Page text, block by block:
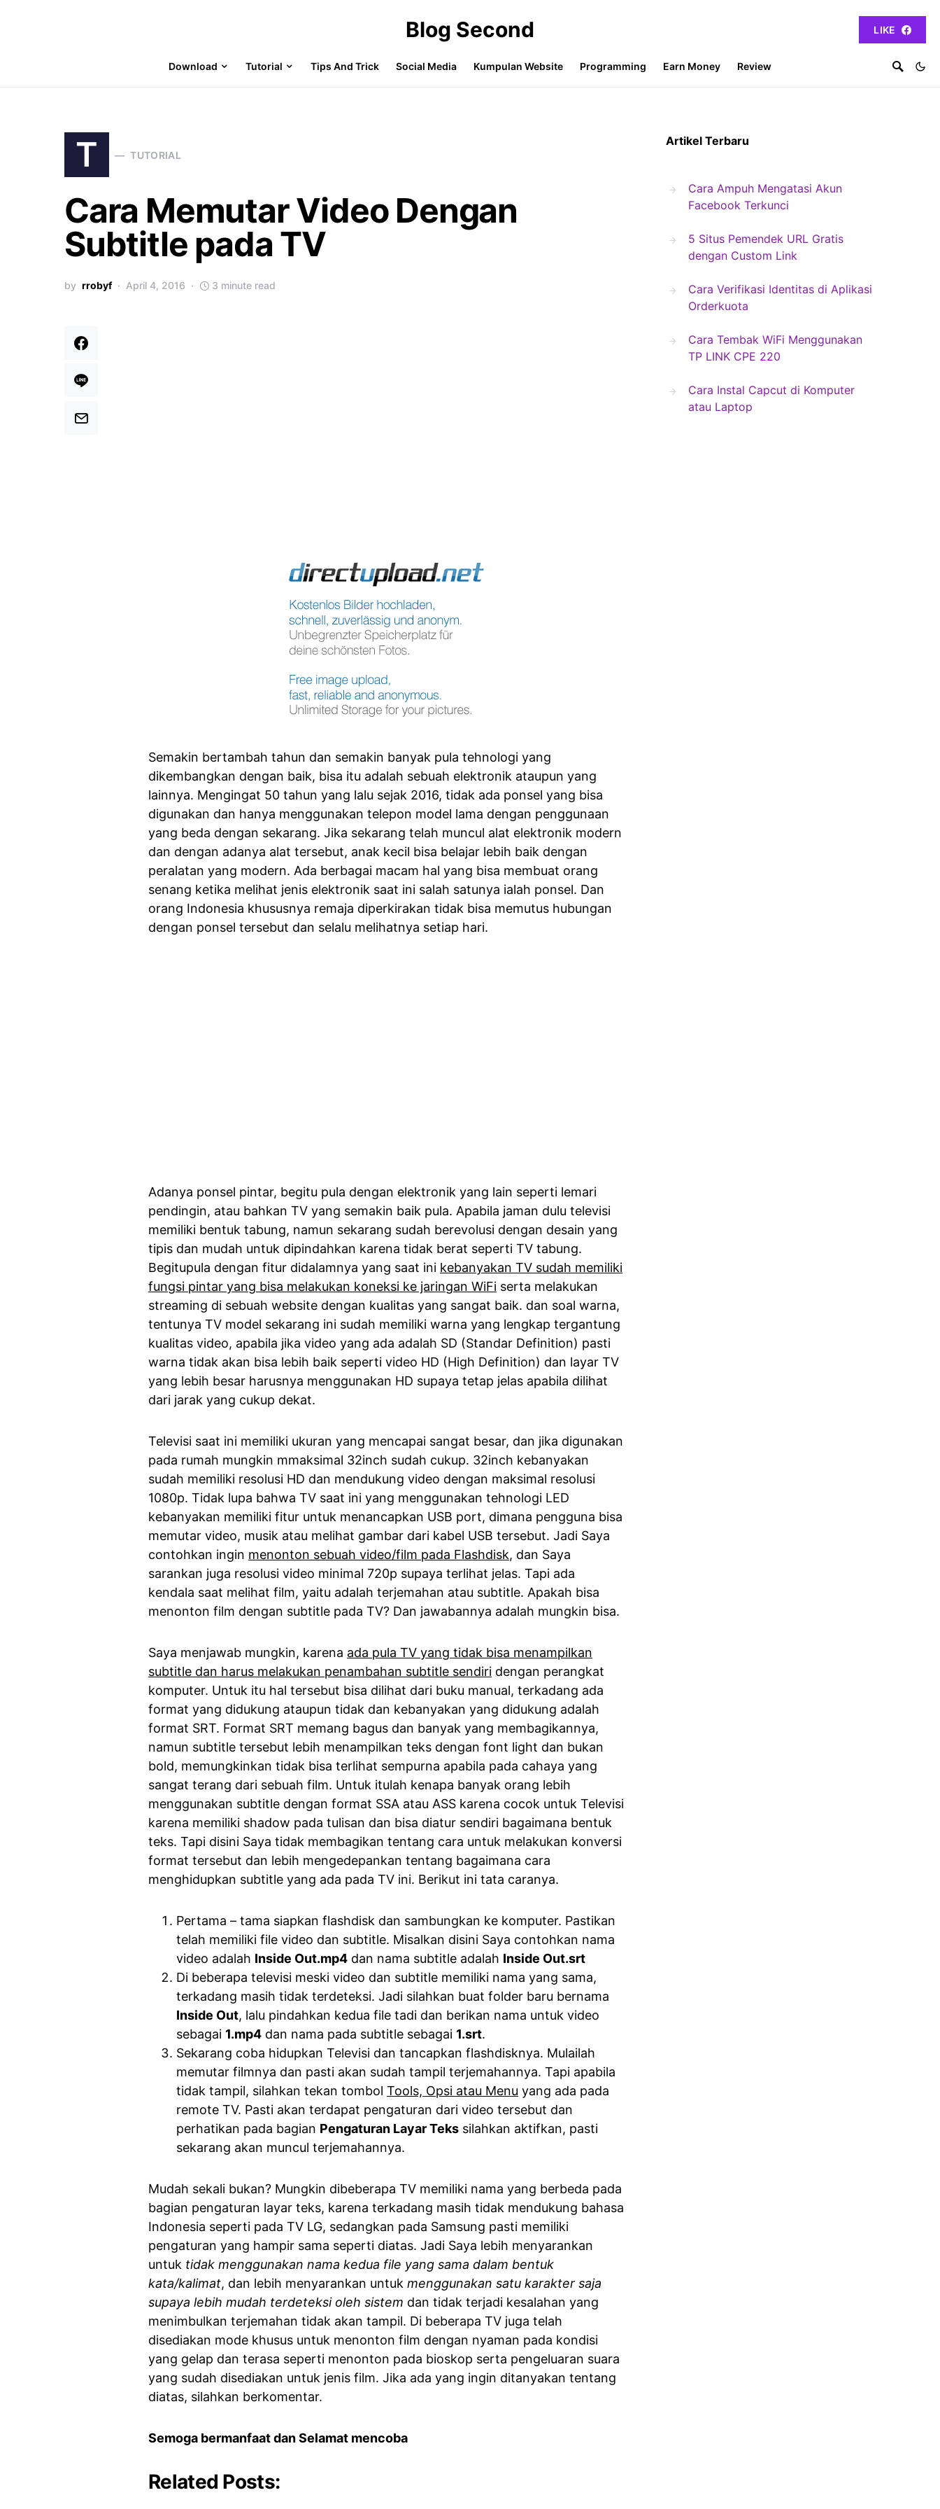
Blog Second LIKE
Download Tutorial Tips And Trick Social Media Kumpulan Website Programming Earn Money Review
T TUTORIAL
Cara Memutar Video Dengan
Subtitle pada TV
by rrobyf April 4, 2016 3 minute read
Semakin bertambah tahun dan semakin banyak pula tehnologi yang
dikembangkan dengan baik, bisa itu adalah sebuah elektronik ataupun yang
lainnya. Mengingat 50 tahun yang lalu sejak 2016, tidak ada ponsel yang bisa
digunakan dan hanya menggunakan telepon model lama dengan penggunaan
yang beda dengan sekarang. Jika sekarang telah muncul alat elektronik modern
dan dengan adanya alat tersebut, anak kecil bisa belajar lebih baik dengan
peralatan yang modern. Ada berbagai macam hal yang bisa membuat orang
senang ketika melihat jenis elektronik saat ini salah satunya ialah ponsel. Dan
orang Indonesia khususnya remaja diperkirakan tidak bisa memutus hubungan
dengan ponsel tersebut dan selalu melihatnya setiap hari.
Adanya ponsel pintar, begitu pula dengan elektronik yang lain seperti lemari
pendingin, atau bahkan TV yang semakin baik pula. Apabila jaman dulu televisi
memiliki bentuk tabung, namun sekarang sudah berevolusi dengan desain yang
tipis dan mudah untuk dipindahkan karena tidak berat seperti TV tabung.
Begitupula dengan fitur didalamnya yang saat ini kebanyakan TV sudah memiliki
fungsi pintar yang bisa melakukan koneksi ke jaringan WiFi serta melakukan
streaming di sebuah website dengan kualitas yang sangat baik. dan soal warna,
tentunya TV model sekarang ini sudah memiliki warna yang lengkap tergantung
kualitas video, apabila jika video yang ada adalah SD (Standar Definition) pasti
warna tidak akan bisa lebih baik seperti video HD (High Definition) dan layar TV
yang lebih besar harusnya menggunakan HD supaya tetap jelas apabila dilihat
dari jarak yang cukup dekat.
Televisi saat ini memiliki ukuran yang mencapai sangat besar, dan jika digunakan
pada rumah mungkin mmaksimal 32inch sudah cukup. 32inch kebanyakan
sudah memiliki resolusi HD dan mendukung video dengan maksimal resolusi
1080p. Tidak lupa bahwa TV saat ini yang menggunakan tehnologi LED
kebanyakan memiliki fitur untuk menancapkan USB port, dimana pengguna bisa
memutar video, musik atau melihat gambar dari kabel USB tersebut. Jadi Saya
contohkan ingin menonton sebuah video/film pada Flashdisk, dan Saya
sarankan juga resolusi video minimal 720p supaya terlihat jelas. Tapi ada
kendala saat melihat film, yaitu adalah terjemahan atau subtitle. Apakah bisa
menonton film dengan subtitle pada TV? Dan jawabannya adalah mungkin bisa.
Saya menjawab mungkin, karena ada pula TV yang tidak bisa menampilkan
subtitle dan harus melakukan penambahan subtitle sendiri dengan perangkat
komputer. Untuk itu hal tersebut bisa dilihat dari buku manual, terkadang ada
format yang didukung ataupun tidak dan kebanyakan yang didukung adalah
format SRT. Format SRT memang bagus dan banyak yang membagikannya,
namun subtitle tersebut lebih menampilkan teks dengan font light dan bukan
bold, memungkinkan tidak bisa terlihat sempurna apabila pada cahaya yang
sangat terang dari sebuah film. Untuk itulah kenapa banyak orang lebih
menggunakan subtitle dengan format SSA atau ASS karena cocok untuk Televisi
karena memiliki shadow pada tulisan dan bisa diatur sendiri bagaimana bentuk
teks. Tapi disini Saya tidak membagikan tentang cara untuk melakukan konversi
format tersebut dan lebih mengedepankan tentang bagaimana cara
menghidupkan subtitle yang ada pada TV ini. Berikut ini tata caranya.
Pertama – tama siapkan flashdisk dan sambungkan ke komputer. Pastikan
telah memiliki file video dan subtitle. Misalkan disini Saya contohkan nama
video adalah Inside Out.mp4 dan nama subtitle adalah Inside Out.srt
Di beberapa televisi meski video dan subtitle memiliki nama yang sama,
terkadang masih tidak terdeteksi. Jadi silahkan buat folder baru bernama
Inside Out, lalu pindahkan kedua file tadi dan berikan nama untuk video
sebagai 1.mp4 dan nama pada subtitle sebagai 1.srt.
Sekarang coba hidupkan Televisi dan tancapkan flashdisknya. Mulailah
memutar filmnya dan pasti akan sudah tampil terjemahannya. Tapi apabila
tidak tampil, silahkan tekan tombol Tools, Opsi atau Menu yang ada pada
remote TV. Pasti akan terdapat pengaturan dari video tersebut dan
perhatikan pada bagian Pengaturan Layar Teks silahkan aktifkan, pasti
sekarang akan muncul terjemahannya.
Mudah sekali bukan? Mungkin dibeberapa TV memiliki nama yang berbeda pada
bagian pengaturan layar teks, karena terkadang masih tidak mendukung bahasa
Indonesia seperti pada TV LG, sedangkan pada Samsung pasti memiliki
pengaturan yang hampir sama seperti diatas. Jadi Saya lebih menyarankan
untuk tidak menggunakan nama kedua file yang sama dalam bentuk
kata/kalimat, dan lebih menyarankan untuk menggunakan satu karakter saja
supaya lebih mudah terdeteksi oleh sistem dan tidak terjadi kesalahan yang
menimbulkan terjemahan tidak akan tampil. Di beberapa TV juga telah
disediakan mode khusus untuk menonton film dengan nyaman pada kondisi
yang gelap dan terasa seperti menonton pada bioskop serta pengeluaran suara
yang sudah disediakan untuk jenis film. Jika ada yang ingin ditanyakan tentang
diatas, silahkan berkomentar.
Semoga bermanfaat dan Selamat mencoba
Related Posts:
Artikel Terbaru
Cara Ampuh Mengatasi Akun
Facebook Terkunci
5 Situs Pemendek URL Gratis
dengan Custom Link
Cara Verifikasi Identitas di Aplikasi
Orderkuota
Cara Tembak WiFi Menggunakan
TP LINK CPE 220
Cara Instal Capcut di Komputer
atau Laptop